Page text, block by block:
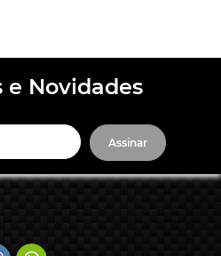
e Novidades
Assinar